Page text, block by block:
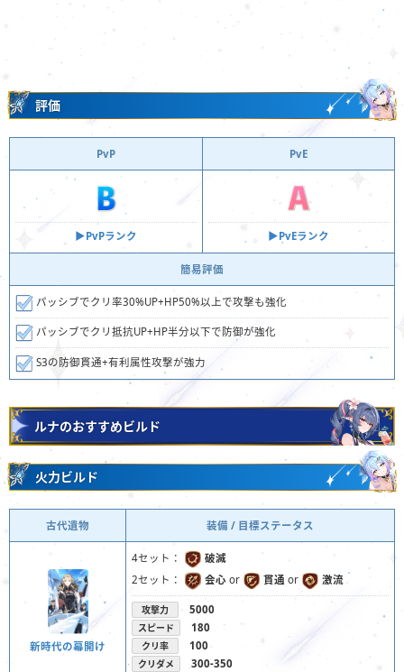
評価
PvP PvE
▶︎PvPランク ▶︎PvEランク
簡易評価
パッシブでクリ率30%UP+HP50%以上で攻撃も強化
パッシブでクリ抵抗UP+HP半分以下で防御が強化
S3の防御貫通+有利属性攻撃が強力
ルナのおすすめビルド
火力ビルド
古代遺物 装備 / 目標ステータス
新時代の幕開け
4セット：
破滅
2セット：
会心 or 貫通 or 激流
攻撃力 5000
スピード 180
クリ率 100
クリダメ 300-350